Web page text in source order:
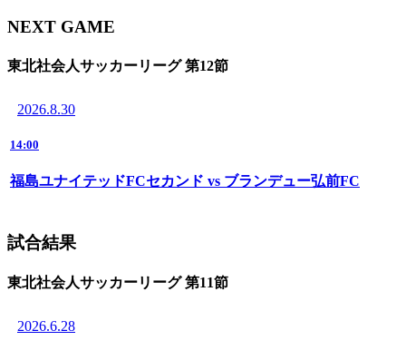
NEXT GAME
東北社会人サッカーリーグ 第12節
2026.8.30
14:00
福島ユナイテッドFCセカンド vs ブランデュー弘前FC
試合結果
東北社会人サッカーリーグ 第11節
2026.6.28